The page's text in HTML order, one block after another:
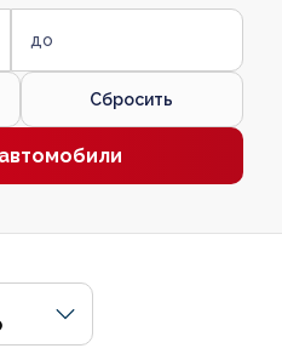
до
Сбросить